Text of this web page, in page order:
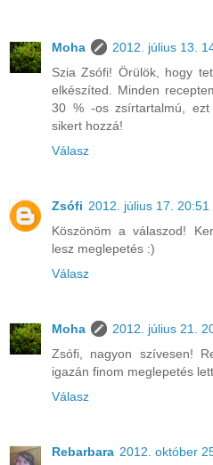
Moha
2012. július 13.
Szia Zsófi! Örülök, hogy
elkészíted. Minden
30 % -os zsírtartalmú,
sikert hozzá!
Válasz
Zsófi 2012. július 17. 20:51
Köszönöm a válaszod!
lesz meglepetés :)
Válasz
Moha
2012. július 21.
Zsófi, nagyon szívesen!
igazán finom meglepetés
Válasz
Rebarbara 2012. október